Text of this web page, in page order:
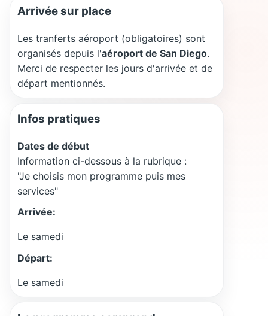
Arrivée sur place
Les tranferts aéroport (obligatoires) sont
organisés depuis l'aéroport de San Diego.
Merci de respecter les jours d'arrivée et de
départ mentionnés.
Infos pratiques
Dates de début
Information ci-dessous à la rubrique :
"Je choisis mon programme puis mes
services"
Arrivée:
Le samedi
Départ:
Le samedi